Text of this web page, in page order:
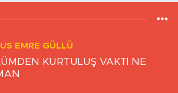
EMRE GÜLLÜ
KURTULUŞ VAKTİ NE